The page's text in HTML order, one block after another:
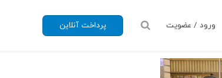
پرداخت آنلاین ورود / عضویت